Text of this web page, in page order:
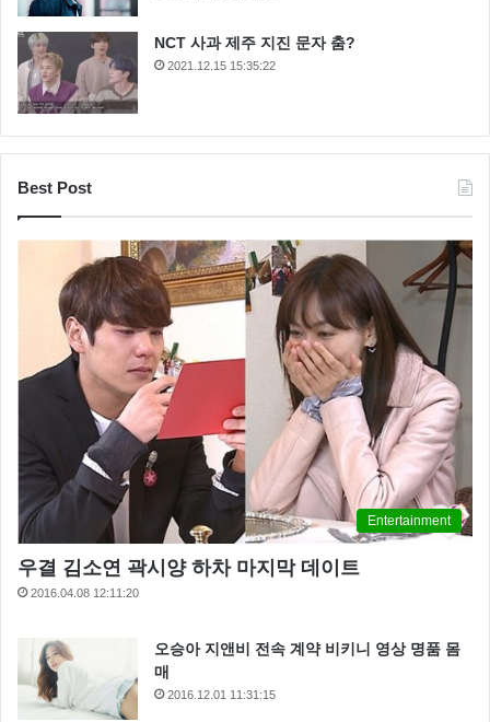
NCT 사과 제주 지진 문자 춤?
2021.12.15 15:35:22
Best Post
Entertainment
우결 김소연 곽시양 하차 마지막 데이트
2016.04.08 12:11:20
오승아 지앤비 전속 계약 비키니 영상 명품 몸
매
2016.12.01 11:31:15